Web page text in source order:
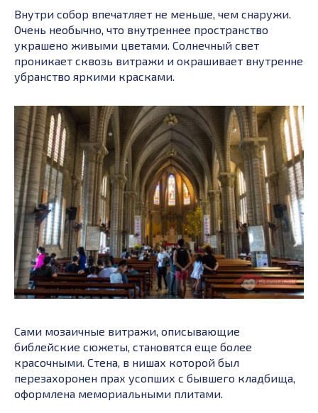
Внутри собор впечатляет не меньше, чем снаружи.
Очень необычно, что внутреннее пространство
украшено живыми цветами. Солнечный свет
проникает сквозь витражи и окрашивает внутренне
убранство яркими красками.
Сами мозаичные витражи, описывающие
библейские сюжеты, становятся еще более
красочными. Стена, в нишах которой был
перезахоронен прах усопших с бывшего кладбища,
оформлена мемориальными плитами.